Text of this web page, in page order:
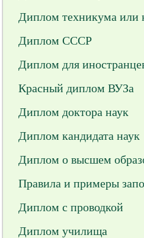
Диплом техникума или
Диплом СССР
Диплом для
Красный диплом ВУЗа
Диплом доктора наук
Диплом кандидата наук
Диплом о высшем
Правила и примеры
Диплом с проводкой
Диплом училища